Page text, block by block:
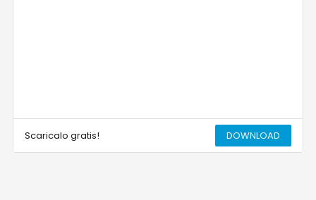
Scaricalo gratis! DOWNLOAD